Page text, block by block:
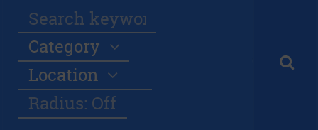
Category
Location
Radius: Off